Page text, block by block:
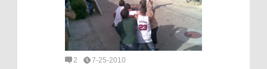
2 7-25-2010